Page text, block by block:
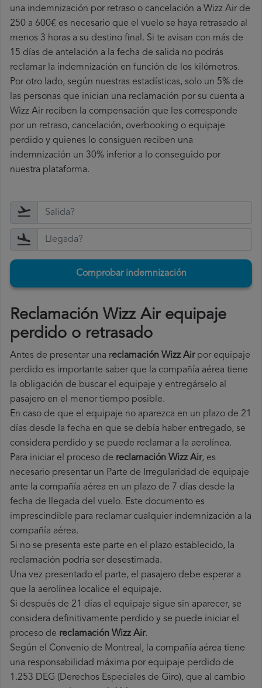
una indemnización por retraso o cancelación a Wizz Air de
250 a 600€ es necesario que el vuelo se haya retrasado al
menos 3 horas a su destino final. Si te avisan con más de
15 días de antelación a la fecha de salida no podrás
reclamar la indemnización en función de los kilómetros.
Por otro lado, según nuestras estadísticas, solo un 5% de
las personas que inician una reclamación por su cuenta a
Wizz Air reciben la compensación que les corresponde
por un retraso, cancelación, overbooking o equipaje
perdido y quienes lo consiguen reciben una
indemnización un 30% inferior a lo conseguido por
nuestra plataforma.
Comprobar indemnización
Reclamación Wizz Air equipaje
perdido o retrasado
Antes de presentar una reclamación Wizz Airpor equipaje
perdido es importante saber que la compañía aérea tiene
la obligación de buscar el equipaje y entregárselo al
pasajero en el menor tiempo posible.
En caso de que el equipaje no aparezca en un plazo de 21
días desde la fecha en que se debía haber entregado, se
considera perdido y se puede reclamar a la aerolínea.
Para iniciar el proceso de reclamación Wizz Air, es
necesario presentar un Parte de Irregularidad de equipaje
ante la compañía aérea en un plazo de 7 días desde la
fecha de llegada del vuelo. Este documento es
imprescindible para reclamar cualquier indemnización a la
compañía aérea.
Si no se presenta este parte en el plazo establecido, la
reclamación podría ser desestimada.
Una vez presentado el parte, el pasajero debe esperar a
que la aerolínea localice el equipaje.
Si después de 21 días el equipaje sigue sin aparecer, se
considera definitivamente perdido y se puede iniciar el
proceso de reclamación Wizz Air.
Según el Convenio de Montreal, la compañía aérea tiene
una responsabilidad máxima por equipaje perdido de
1.253 DEG (Derechos Especiales de Giro), que al cambio